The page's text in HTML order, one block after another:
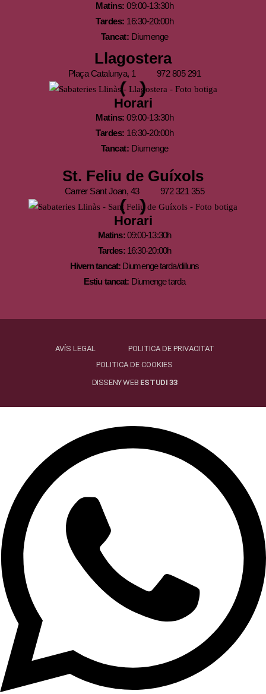
Matins: 09:00-13:30h
Tardes: 16:30-20:00h
Tancat: Diumenge
Llagostera
Plaça Catalunya, 1 972 805 291
Horari
Matins: 09:00-13:30h
Tardes: 16:30-20:00h
Tancat: Diumenge
St. Feliu de Guíxols
Carrer Sant Joan, 43 972 321 355
Horari
Matins:09:00-13:30h
Tardes:16:30-20:00h
Hivern tancat: Diumenge tarda/dilluns
Estiu tancat: Diumenge tarda
AVÍS LEGAL
POLITICA DE PRIVACITAT
POLITICA DE COOKIES
DISSENY WEB ESTUDI 33